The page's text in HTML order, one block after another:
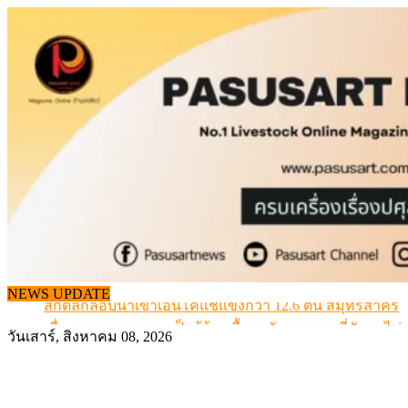
content
NEWS UPDATE
สกัดลักลอบนำเข้าเอ็นโคแช่แข็งกว่า 12.6 ตัน สมุทรสาคร
เมื่อเกษตรกรถูกมองเป็นผู้ร้ายเบื้องหลังราคาหมูที่สังคมไม่
สุดอั้น! ไข่ไก่หน้าฟาร์มปรับขึ้นอีก 6 บาท/แผง เริ่ม 7 ส.ค.69
วันเสาร์, สิงหาคม 08, 2026